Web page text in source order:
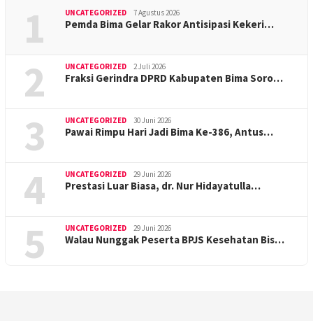
1 UNCATEGORIZED 7 Agustus 2026
Pemda Bima Gelar Rakor Antisipasi Kekeri…
2 UNCATEGORIZED 2 Juli 2026
Fraksi Gerindra DPRD Kabupaten Bima Soro…
3 UNCATEGORIZED 30 Juni 2026
Pawai Rimpu Hari Jadi Bima Ke-386, Antus…
4 UNCATEGORIZED 29 Juni 2026
Prestasi Luar Biasa, dr. Nur Hidayatulla…
5 UNCATEGORIZED 29 Juni 2026
Walau Nunggak Peserta BPJS Kesehatan Bis…